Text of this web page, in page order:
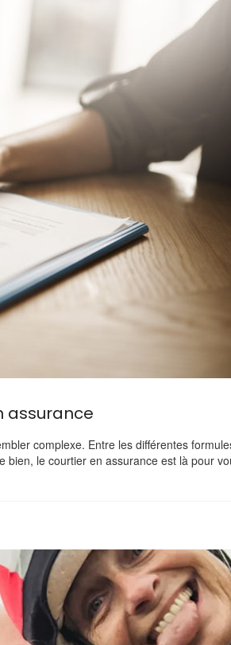
assurance
complexe. Entre les différentes
bien, le courtier en assurance est là pour